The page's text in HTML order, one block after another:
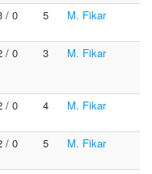
/ 0
5 M. Fikar
/ 0
3 M. Fikar
/ 0
4 M. Fikar
/ 0
5 M. Fikar